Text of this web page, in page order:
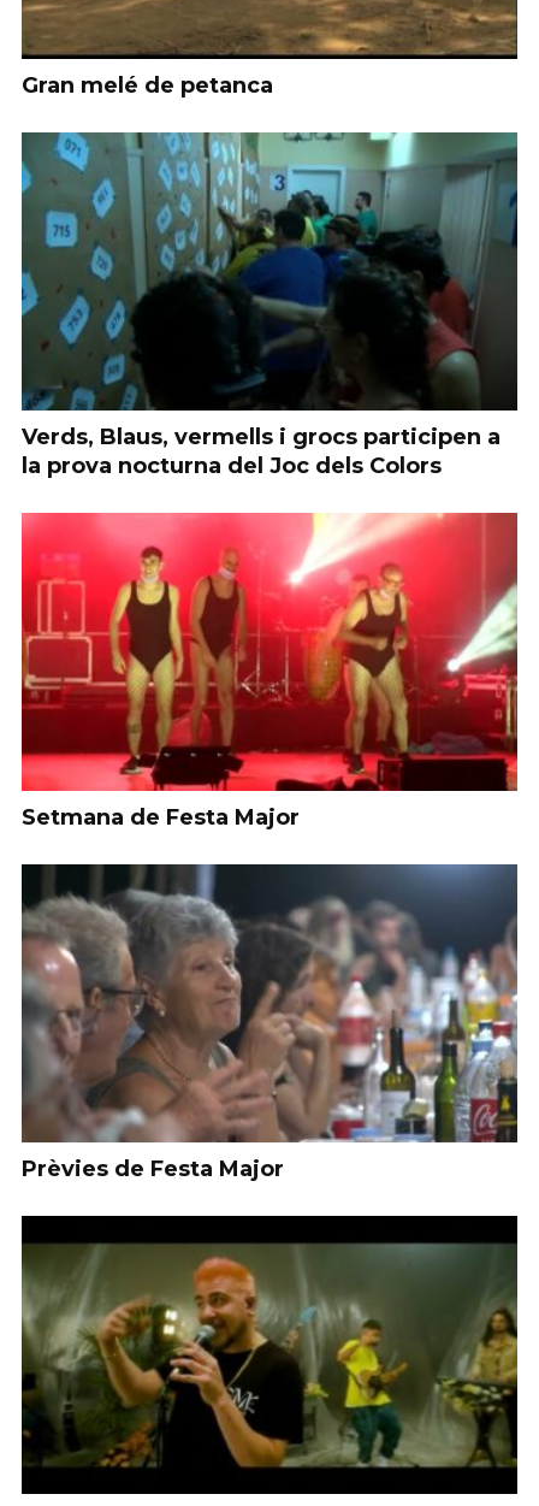
Gran melé de petanca
Verds, Blaus, vermells i grocs participen a
la prova nocturna del Joc dels Colors
Setmana de Festa Major
Prèvies de Festa Major